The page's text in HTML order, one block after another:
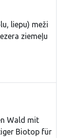
liepu) meži
ziemeļu
Wald mit
Biotop für